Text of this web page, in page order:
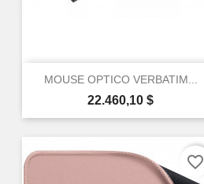
MOUSE OPTICO VERBATIM...
Precio
22.460,10 $
favorite_border